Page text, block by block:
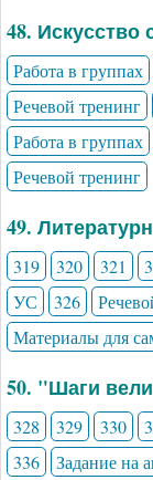
48. Искусство
Работа в группах
Речевой тренинг
Работа в группах
Речевой тренинг
49.
319 320 321
УС
326
Материалы для
50. "Шаги
328 329 330
336
Задание на